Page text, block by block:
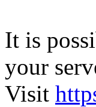
It is
your
Visit